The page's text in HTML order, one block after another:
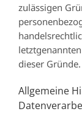
zulässigen
dieser Gründe.
Allgemeine